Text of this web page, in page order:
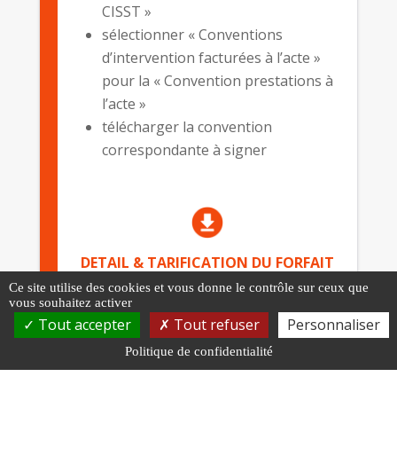
CISST »
sélectionner « Conventions
d’intervention facturées à l’acte »
pour la « Convention prestations à
l’acte »
télécharger la convention
correspondante à signer
DETAIL & TARIFICATION DU FORFAIT
CISST
DETAIL & TARIFICATION DE LA
Ce site utilise des cookies et vous donne le contrôle sur ceux que
vous souhaitez activer
Tout accepter Tout refuser Personnaliser
Politique de confidentialité